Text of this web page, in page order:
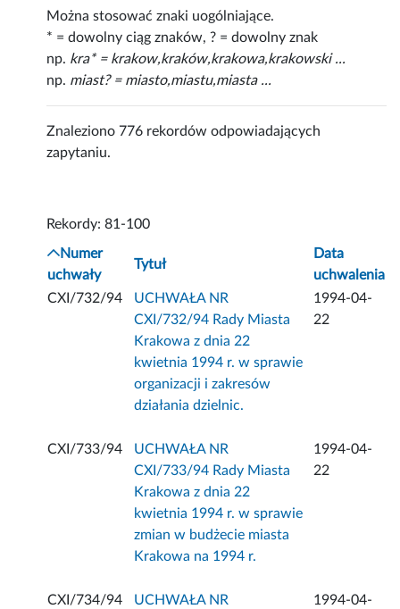
Można stosować znaki uogólniające.
* = dowolny ciąg znaków, ? = dowolny znak
np. kra* = krakow,kraków,krakowa,krakowski ...
np. miast? = miasto,miastu,miasta ...
Znaleziono 776 rekordów odpowiadających
zapytaniu.
Rekordy: 81-100
Numer
uchwały
Tytuł
Data
uchwalenia
CXI/732/94
UCHWAŁA NR
CXI/732/94 Rady Miasta
Krakowa z dnia 22
kwietnia 1994 r. w sprawie
organizacji i zakresów
działania dzielnic.
1994-04-
22
CXI/733/94
UCHWAŁA NR
CXI/733/94 Rady Miasta
Krakowa z dnia 22
kwietnia 1994 r. w sprawie
zmian w budżecie miasta
Krakowa na 1994 r.
1994-04-
22
CXI/734/94
UCHWAŁA NR
1994-04-